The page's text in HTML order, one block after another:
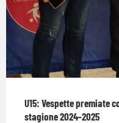
U15: Vespette premiate
stagione 2024-2025